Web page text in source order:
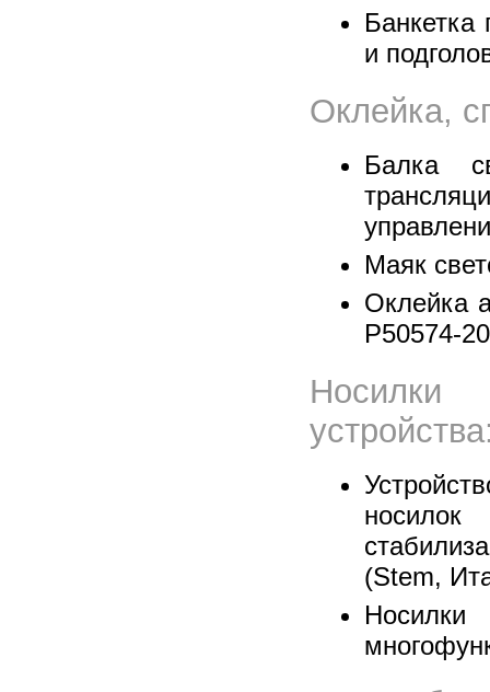
Банкетка
и
Оклейка,
Балка
Маяк
Оклейка
Р50574-
(Stem,